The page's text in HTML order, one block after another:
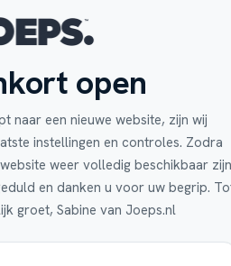
open
naar een nieuwe website, zijn wij
instellingen en controles. Zodra
weer volledig beschikbaar
en danken u voor uw begrip.
groet, Sabine van Joeps.nl